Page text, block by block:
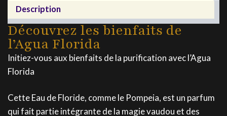
Description
Découvrez les bienfaits de
l’Agua Florida
Initiez-vous aux bienfaits de la purification avec l’Agua
Florida
Cette Eau de Floride, comme le Pompeia, est un parfum
qui fait partie intégrante de la magie vaudou et des